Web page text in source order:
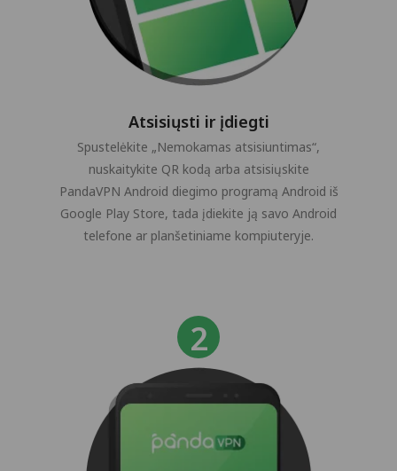
Atsisiųsti ir įdiegti
Spustelėkite „Nemokamas atsisiuntimas“,
nuskaitykite QR kodą arba atsisiųskite
PandaVPN Android diegimo programą Android iš
Google Play Store, tada įdiekite ją savo Android
telefone ar planšetiniame kompiuteryje.